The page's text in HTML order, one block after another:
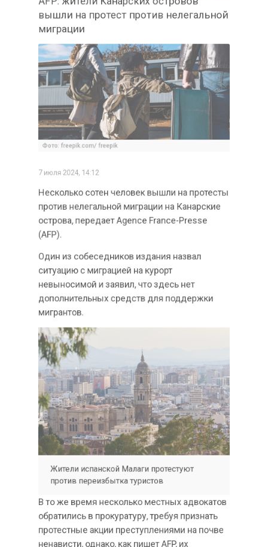
Дмитрий Андреев
AFP: жители Канарских островов
вышли на протест против нелегальной
миграции
Несколько сотен человек вышли на протесты
против нелегальной миграции на Канарские
острова, передает Agence France-Presse
Один из собеседников издания назвал
ситуацию с миграцией на курорт
невыносимой и заявил, что здесь нет
дополнительных средств для поддержки
мигрантов.
Жители испанской Малаги протестуют
против переизбытка туристов
В то же время несколько местных адвокатов
обратились в прокуратуру, требуя признать
протестные акции преступлениями на почве
ненависти, однако, как пишет AFP, их